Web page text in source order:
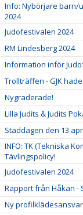
Info: Nybörjare barn/
2024
Judofestivalen 2024
RM Lindesberg 2024
Information inför
Trollträffen - GJK
Nygraderade!
Lilla Judits & Judits
Städdagen den 13
INFO: TK (Tekniska
Tävlingspolicy!
Judofestivalen 2024
Rapport från Håkan -
Ny